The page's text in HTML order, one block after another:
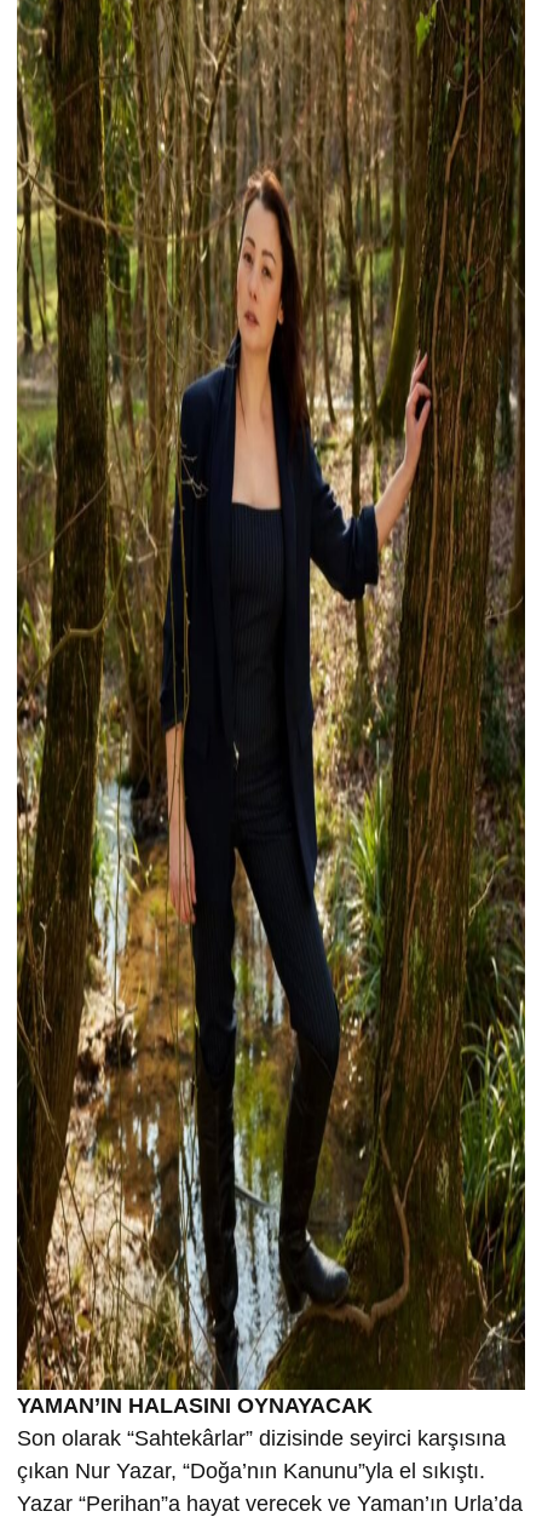
YAMAN’IN HALASINI OYNAYACAK
Son olarak “Sahtekârlar” dizisinde seyirci karşısına
çıkan Nur Yazar, “Doğa’nın Kanunu”yla el sıkıştı.
Yazar “Perihan”a hayat verecek ve Yaman’ın Urla’da